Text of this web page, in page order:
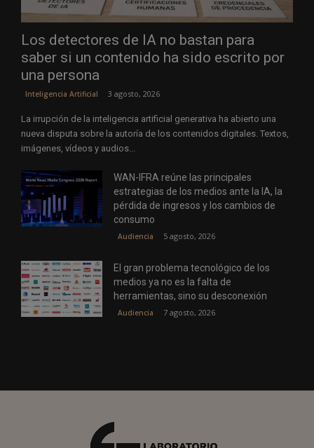
Los detectores de IA no bastan para
saber si un contenido ha sido escrito por
una persona
Inteligencia Artificial 3 agosto, 2026
La irrupción de la inteligencia artificial generativa ha abierto una
nueva disputa sobre la autoría de los contenidos digitales. Textos,
imágenes, vídeos y audios...
WAN-IFRA reúne las principales
estrategias de los medios ante la IA, la
pérdida de ingresos y los cambios de
consumo
Audiencia 5 agosto, 2026
El gran problema tecnológico de los
medios ya no es la falta de
herramientas, sino su desconexión
Audiencia 7 agosto, 2026